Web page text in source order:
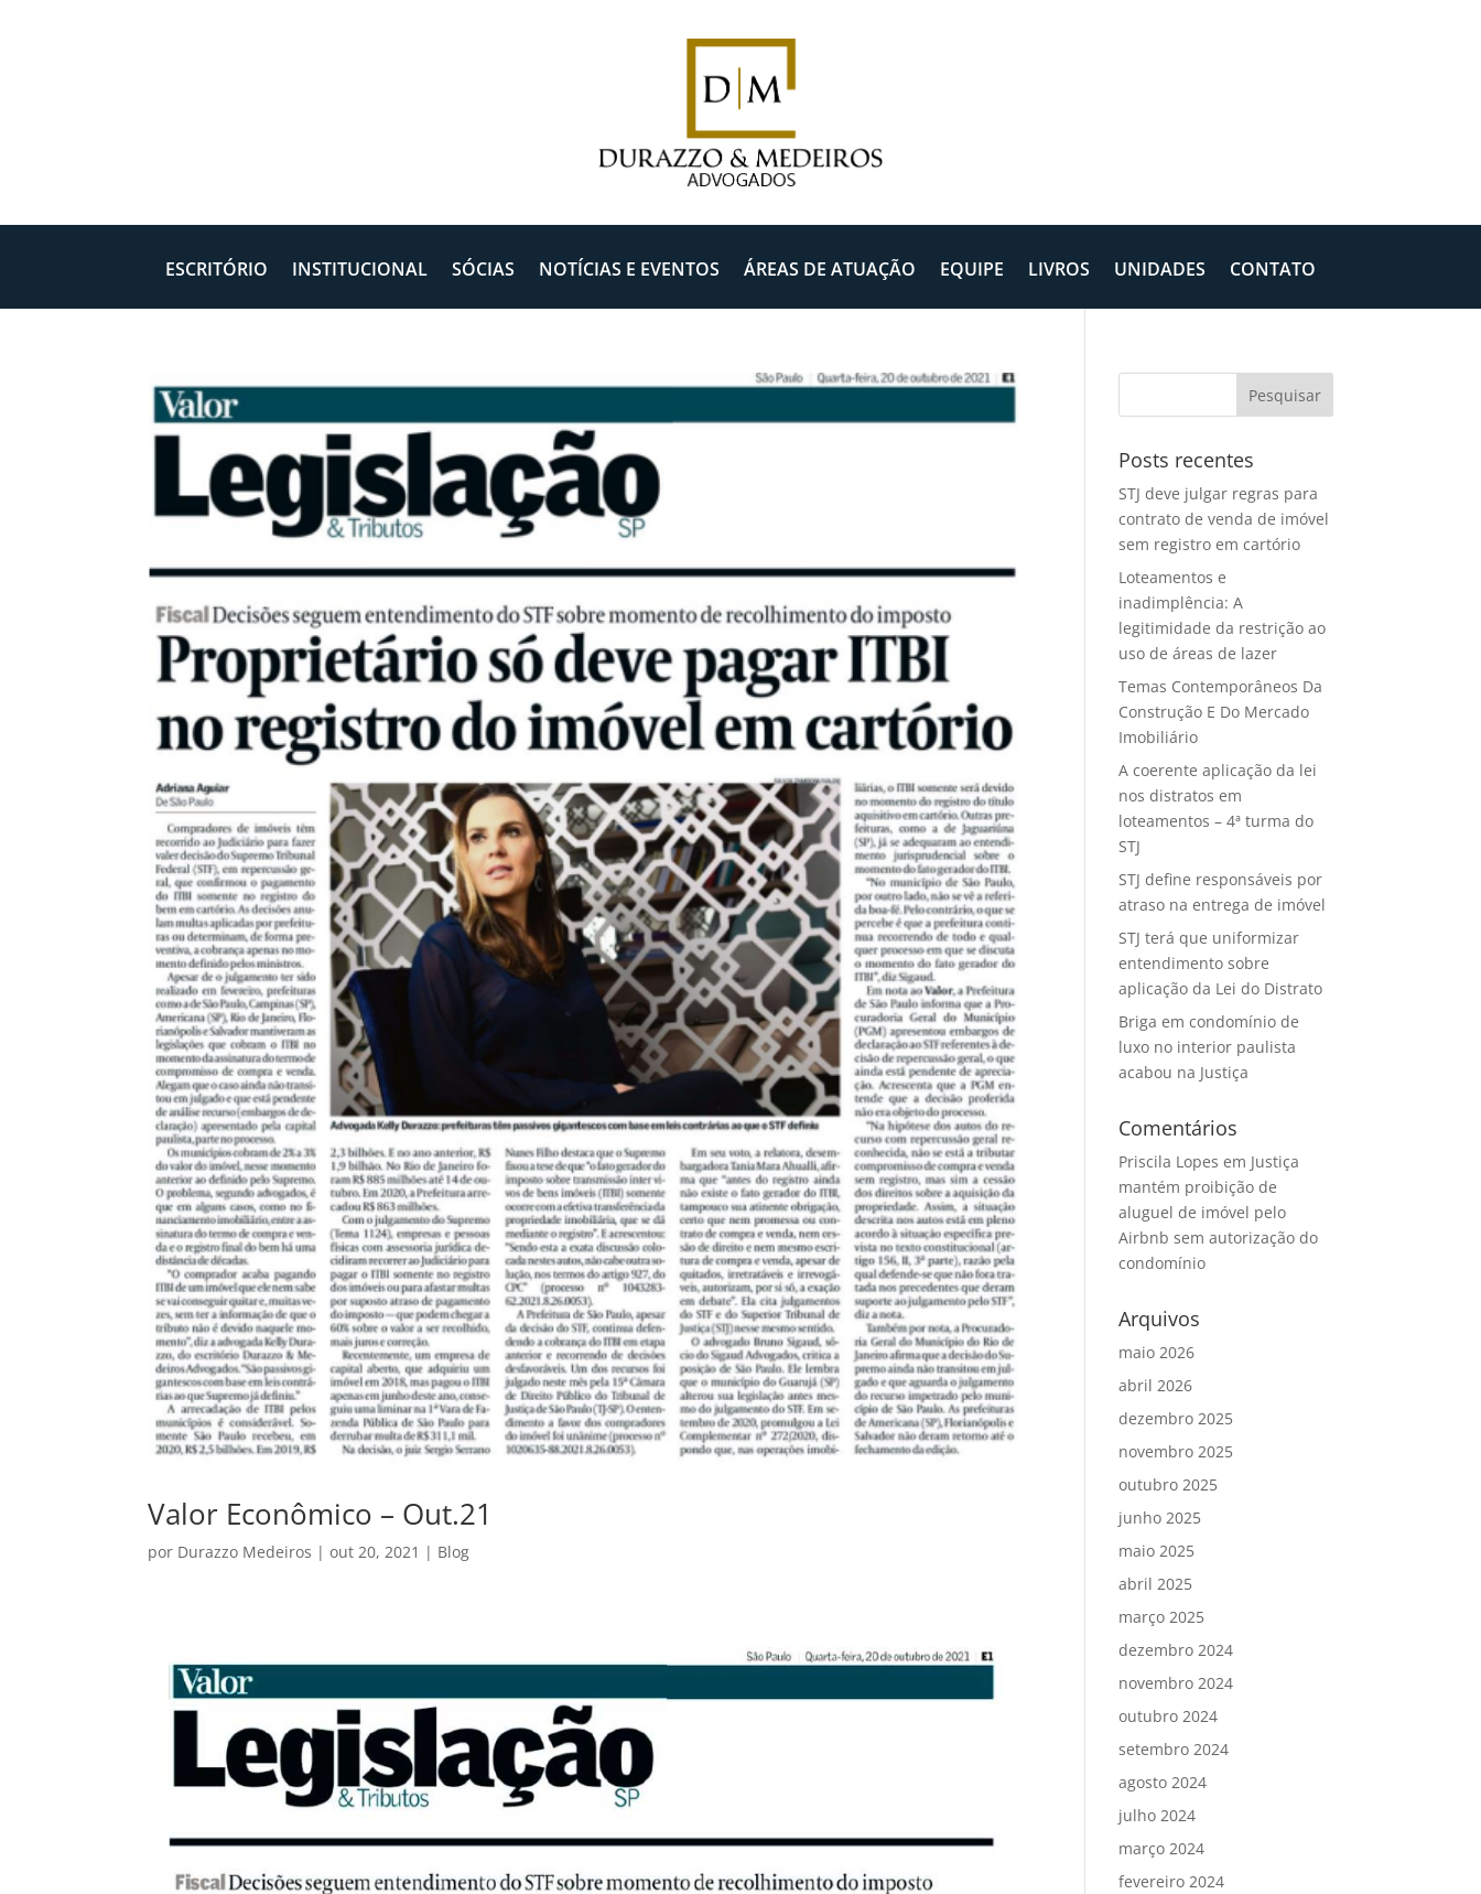
ESCRITÓRIO INSTITUCIONAL SÓCIAS NOTÍCIAS E EVENTOS ÁREAS DE ATUAÇÃO EQUIPE LIVROS UNIDADES CONTATO
Valor Econômico – Out.21
por Durazzo Medeiros |out 20, 2021 | Blog
Posts recentes
STJ deve julgar regras para
contrato de venda de imóvel
sem registro em cartório
Loteamentos e
inadimplência: A
legitimidade da restrição ao
uso de áreas de lazer
Temas Contemporâneos Da
Construção E Do Mercado
Imobiliário
A coerente aplicação da lei
nos distratos em
loteamentos – 4ª turma do
STJ
STJ define responsáveis por
atraso na entrega de imóvel
STJ terá que uniformizar
entendimento sobre
aplicação da Lei do Distrato
Briga em condomínio de
luxo no interior paulista
acabou na Justiça
Comentários
Priscila Lopes em Justiça
mantém proibição de
aluguel de imóvel pelo
Airbnb sem autorização do
condomínio
Arquivos
maio 2026
abril 2026
dezembro 2025
novembro 2025
outubro 2025
junho 2025
maio 2025
abril 2025
março 2025
dezembro 2024
novembro 2024
outubro 2024
setembro 2024
agosto 2024
julho 2024
março 2024
fevereiro 2024